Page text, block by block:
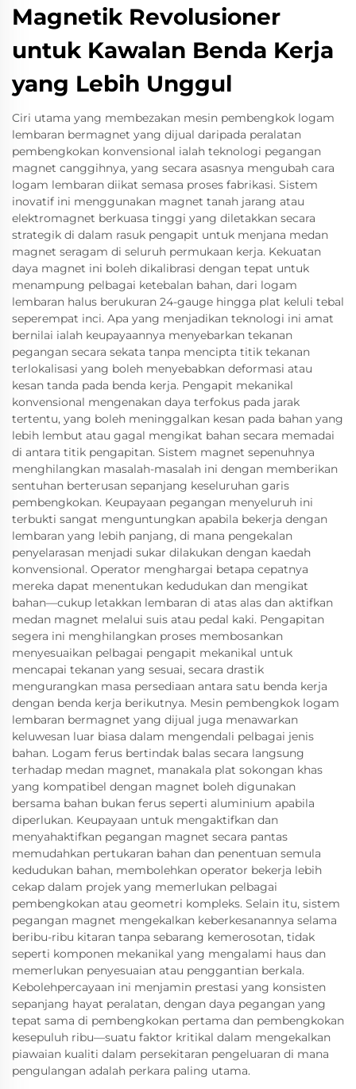
Magnetik Revolusioner
untuk Kawalan Benda Kerja
yang Lebih Unggul
Ciri utama yang membezakan mesin pembengkok logam
lembaran bermagnet yang dijual daripada peralatan
pembengkokan konvensional ialah teknologi pegangan
magnet canggihnya, yang secara asasnya mengubah cara
logam lembaran diikat semasa proses fabrikasi. Sistem
inovatif ini menggunakan magnet tanah jarang atau
elektromagnet berkuasa tinggi yang diletakkan secara
strategik di dalam rasuk pengapit untuk menjana medan
magnet seragam di seluruh permukaan kerja. Kekuatan
daya magnet ini boleh dikalibrasi dengan tepat untuk
menampung pelbagai ketebalan bahan, dari logam
lembaran halus berukuran 24-gauge hingga plat keluli tebal
seperempat inci. Apa yang menjadikan teknologi ini amat
bernilai ialah keupayaannya menyebarkan tekanan
pegangan secara sekata tanpa mencipta titik tekanan
terlokalisasi yang boleh menyebabkan deformasi atau
kesan tanda pada benda kerja. Pengapit mekanikal
konvensional mengenakan daya terfokus pada jarak
tertentu, yang boleh meninggalkan kesan pada bahan yang
lebih lembut atau gagal mengikat bahan secara memadai
di antara titik pengapitan. Sistem magnet sepenuhnya
menghilangkan masalah-masalah ini dengan memberikan
sentuhan berterusan sepanjang keseluruhan garis
pembengkokan. Keupayaan pegangan menyeluruh ini
terbukti sangat menguntungkan apabila bekerja dengan
lembaran yang lebih panjang, di mana pengekalan
penyelarasan menjadi sukar dilakukan dengan kaedah
konvensional. Operator menghargai betapa cepatnya
mereka dapat menentukan kedudukan dan mengikat
bahan—cukup letakkan lembaran di atas alas dan aktifkan
medan magnet melalui suis atau pedal kaki. Pengapitan
segera ini menghilangkan proses membosankan
menyesuaikan pelbagai pengapit mekanikal untuk
mencapai tekanan yang sesuai, secara drastik
mengurangkan masa persediaan antara satu benda kerja
dengan benda kerja berikutnya. Mesin pembengkok logam
lembaran bermagnet yang dijual juga menawarkan
keluwesan luar biasa dalam mengendali pelbagai jenis
bahan. Logam ferus bertindak balas secara langsung
terhadap medan magnet, manakala plat sokongan khas
yang kompatibel dengan magnet boleh digunakan
bersama bahan bukan ferus seperti aluminium apabila
diperlukan. Keupayaan untuk mengaktifkan dan
menyahaktifkan pegangan magnet secara pantas
memudahkan pertukaran bahan dan penentuan semula
kedudukan bahan, membolehkan operator bekerja lebih
cekap dalam projek yang memerlukan pelbagai
pembengkokan atau geometri kompleks. Selain itu, sistem
pegangan magnet mengekalkan keberkesanannya selama
beribu-ribu kitaran tanpa sebarang kemerosotan, tidak
seperti komponen mekanikal yang mengalami haus dan
memerlukan penyesuaian atau penggantian berkala.
Kebolehpercayaan ini menjamin prestasi yang konsisten
sepanjang hayat peralatan, dengan daya pegangan yang
tepat sama di pembengkokan pertama dan pembengkokan
kesepuluh ribu—suatu faktor kritikal dalam mengekalkan
piawaian kualiti dalam persekitaran pengeluaran di mana
pengulangan adalah perkara paling utama.